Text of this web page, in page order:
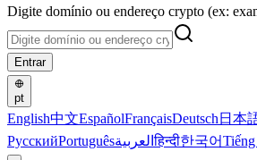
Digite domínio ou endereço crypto (ex:
Entrar
pt
English中文EspañolFrançaisDeutsch 日本
РусскийPortuguêsالعربيةहिन्दी한국어